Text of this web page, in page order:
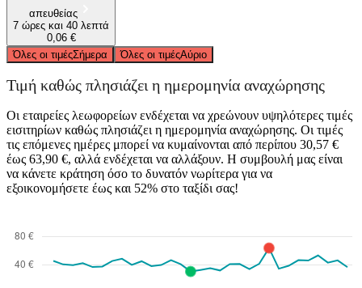
απευθείας
7 ώρες και 40 λεπτά
0,06 €
Όλες οι τιμέςΣήμερα Όλες οι τιμέςΑύριο
Τιμή καθώς πλησιάζει η ημερομηνία αναχώρησης
Οι εταιρείες λεωφορείων ενδέχεται να χρεώνουν υψηλότερες τιμές
εισιτηρίων καθώς πλησιάζει η ημερομηνία αναχώρησης. Οι τιμές
τις επόμενες ημέρες μπορεί να κυμαίνονται από περίπου 30,57 €
έως 63,90 €, αλλά ενδέχεται να αλλάξουν. Η συμβουλή μας είναι
να κάνετε κράτηση όσο το δυνατόν νωρίτερα για να
εξοικονομήσετε έως και 52% στο ταξίδι σας!